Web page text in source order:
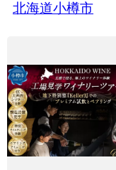
北海道小樽市